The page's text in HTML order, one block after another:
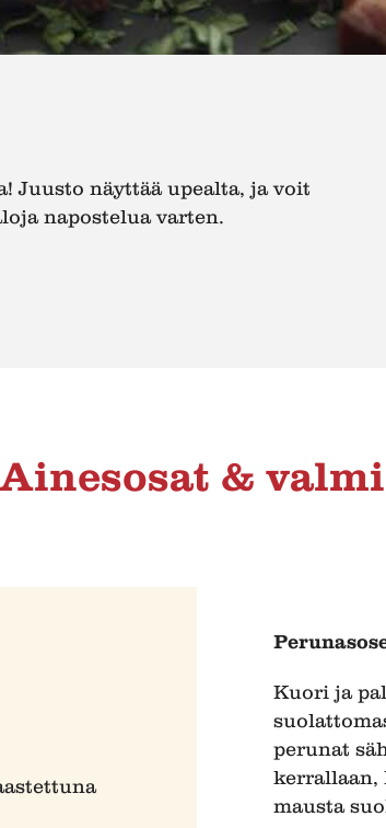
Juusto näyttää upealta, ja voit
napostelua varten.
Ainesosat &
Kuori ja
perunat
kerrallaan,
mausta